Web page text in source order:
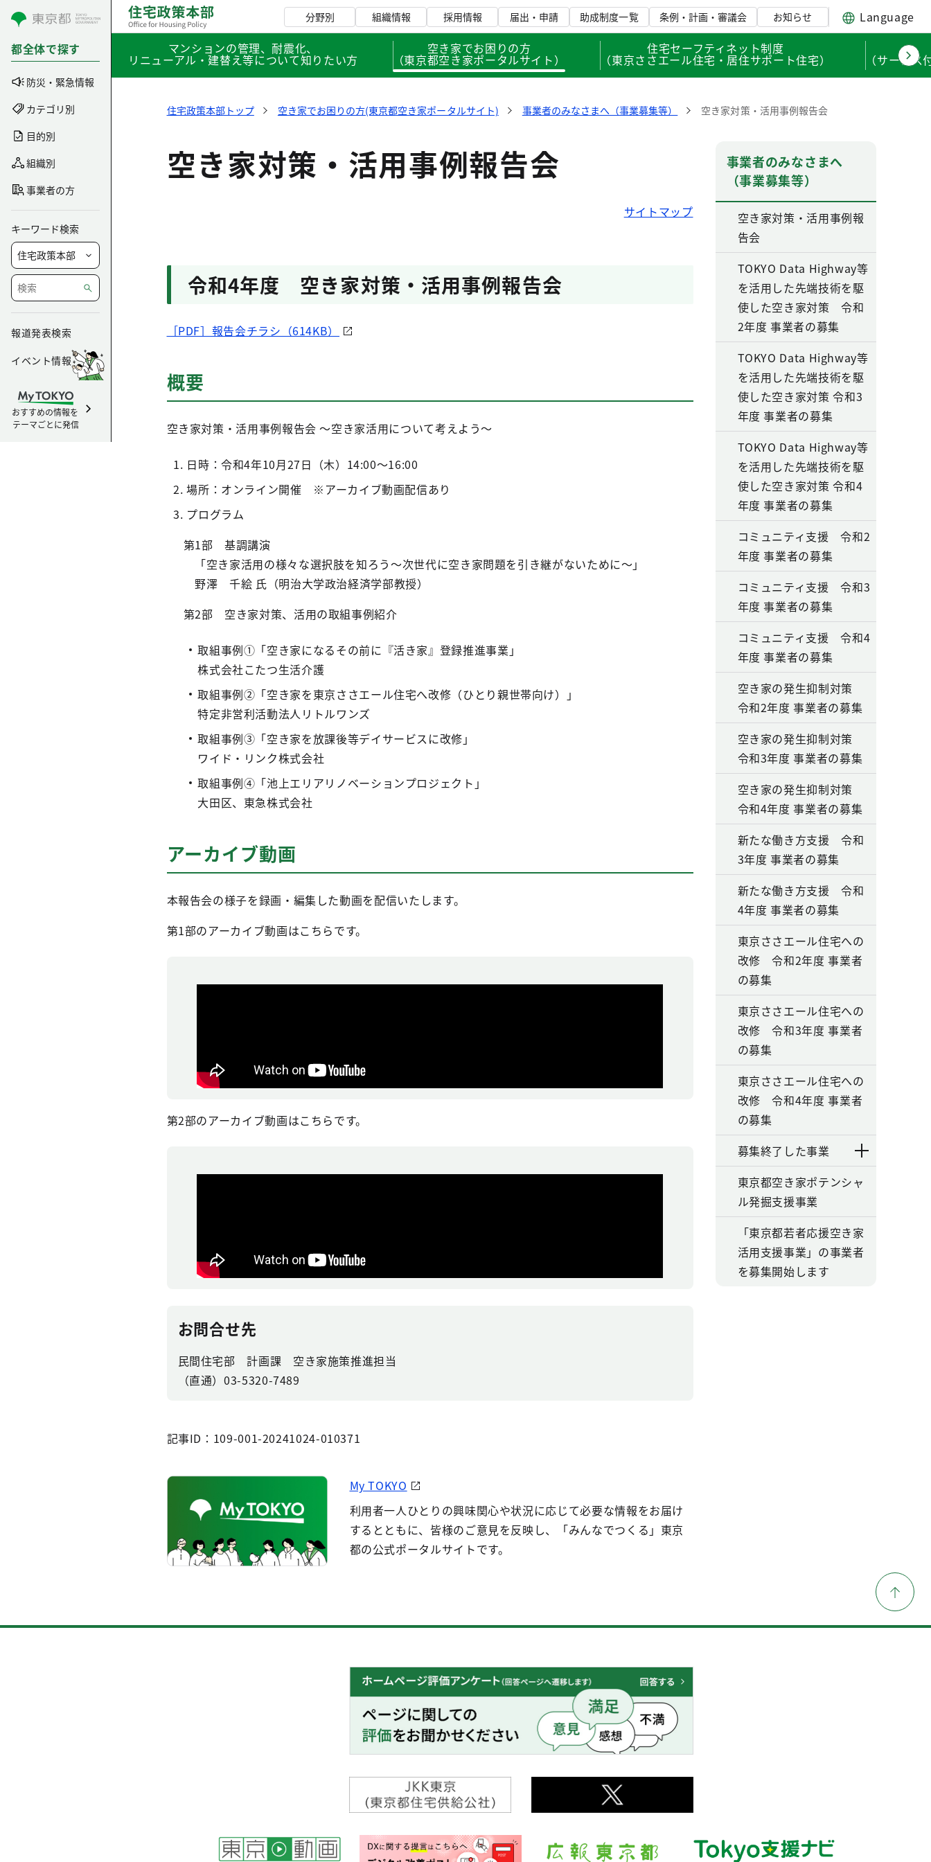
コンテンツにスキップ
都全体で探す
防災・緊急情報
カテゴリ別
目的別
組織別
事業者の方
キーワード検索
報道発表検索
イベント情報
おすすめの情報を
テーマごとに発信
分野別 組織情報 採用情報 届出・申請 助成制度一覧 条例・計画・審議会 お知らせ
Language
マンションの管理、耐震化、
リニューアル・建替え等について知りたい方
空き家でお困りの方
（東京都空き家ポータルサイト）
住宅セーフティネット制度
（東京ささエール住宅・居住サポート住宅） （サービ
住宅政策本部トップ 空き家でお困りの方(東京都空き家ポータルサイト) 事業者のみなさまへ（事業募集等） 空き家対策・活用事例報告会
空き家対策・活用事例報告会
サイトマップ
令和4年度 空き家対策・活用事例報告会
［PDF］報告会チラシ（614KB）
概要
空き家対策・活用事例報告会 ～空き家活用について考えよう～
日時：令和4年10月27日（木）14:00～16:00
場所：オンライン開催 ※アーカイブ動画配信あり
プログラム
第1部 基調講演
「空き家活用の様々な選択肢を知ろう～次世代に空き家問題を引き継がないために～」
野澤 千絵 氏（明治大学政治経済学部教授）
第2部 空き家対策、活用の取組事例紹介
取組事例①「空き家になるその前に『活き家』登録推進事業」
株式会社こたつ生活介護
取組事例②「空き家を東京ささエール住宅へ改修（ひとり親世帯向け）」
特定非営利活動法人リトルワンズ
取組事例③「空き家を放課後等デイサービスに改修」
ワイド・リンク株式会社
取組事例④「池上エリアリノベーションプロジェクト」
大田区、東急株式会社
アーカイブ動画
本報告会の様子を録画・編集した動画を配信いたします。
第1部のアーカイブ動画はこちらです。
第2部のアーカイブ動画はこちらです。
お問合せ先
民間住宅部 計画課 空き家施策推進担当
（直通）03-5320-7489
記事ID：109-001-20241024-010371
My TOKYO
利用者一人ひとりの興味関心や状況に応じて必要な情報をお届け
するとともに、皆様のご意見を反映し、「みんなでつくる」東京
都の公式ポータルサイトです。
事業者のみなさまへ
（事業募集等）
空き家対策・活用事例報
告会
TOKYO Data Highway等
を活用した先端技術を駆
使した空き家対策 令和
2年度 事業者の募集
TOKYO Data Highway等
を活用した先端技術を駆
使した空き家対策 令和3
年度 事業者の募集
TOKYO Data Highway等
を活用した先端技術を駆
使した空き家対策 令和4
年度 事業者の募集
コミュニティ支援 令和2
年度 事業者の募集
コミュニティ支援 令和3
年度 事業者の募集
コミュニティ支援 令和4
年度 事業者の募集
空き家の発生抑制対策
令和2年度 事業者の募集
空き家の発生抑制対策
令和3年度 事業者の募集
空き家の発生抑制対策
令和4年度 事業者の募集
新たな働き方支援 令和
3年度 事業者の募集
新たな働き方支援 令和
4年度 事業者の募集
東京ささエール住宅への
改修 令和2年度 事業者
の募集
東京ささエール住宅への
改修 令和3年度 事業者
の募集
東京ささエール住宅への
改修 令和4年度 事業者
の募集
募集終了した事業
東京都空き家ポテンシャ
ル発掘支援事業
「東京都若者応援空き家
活用支援事業」の事業者
を募集開始します